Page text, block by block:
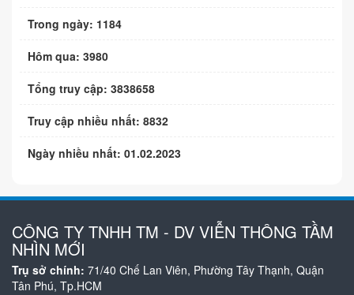
Trong ngày: 1184
Hôm qua: 3980
Tổng truy cập: 3838658
Truy cập nhiều nhất: 8832
Ngày nhiều nhất: 01.02.2023
CÔNG TY TNHH TM - DV VIỄN THÔNG TẦM
NHÌN MỚI
Trụ sở chính: 71/40 Chế Lan Viên, Phường Tây Thạnh, Quận
Tân Phú, Tp.HCM